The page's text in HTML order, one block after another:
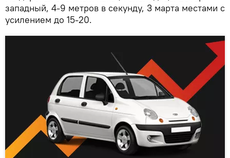
западный, 4-9 метров в секунду, 3 марта местами с
усилением до 15-20.